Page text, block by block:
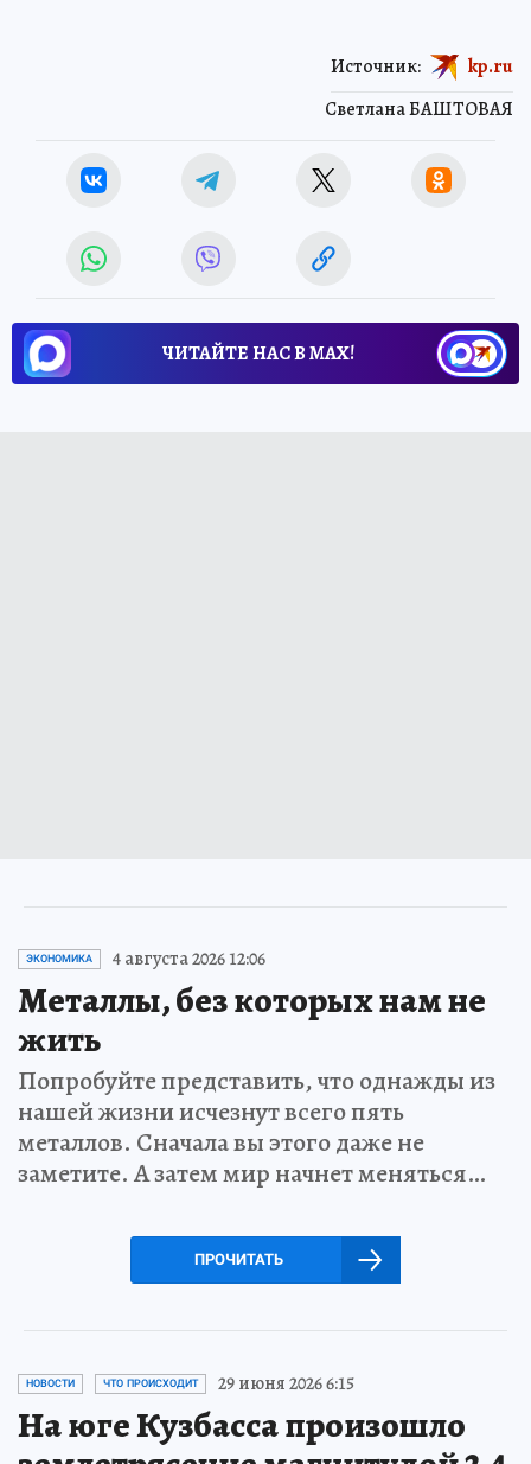
Светлана БАШТОВАЯ
Источник: kp.ru
ЧИТАЙТЕ НАС В МАХ!
ЭКОНОМИКА 4 августа 2026 12:06
Металлы, без которых нам не
жить
Попробуйте представить, что однажды из
нашей жизни исчезнут всего пять
металлов. Сначала вы этого даже не
заметите. А затем мир начнет меняться…
ПРОЧИТАТЬ
НОВОСТИ ЧТО ПРОИСХОДИТ 29 июня 2026 6:15
На юге Кузбасса произошло